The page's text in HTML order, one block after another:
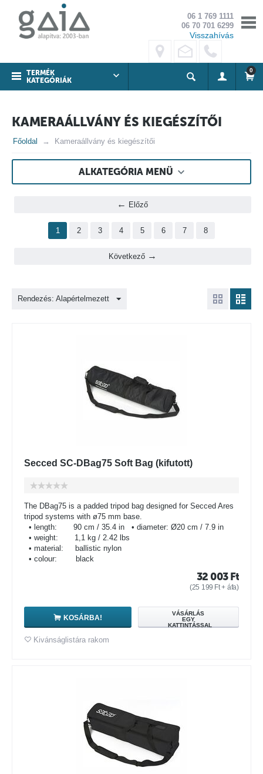
06 1 769 1111
06 70 701 6299
Visszahívás
TERMÉK
KATEGÓRIÁK
0
KAMERAÁLLVÁNY ÉS KIEGÉSZÍTŐI
Főoldal Kameraállvány és kiegészítői
ALKATEGÓRIA MENÜ
Előző
1 2 3 4 5 6 7 8
Következő
Rendezés: Alapértelmezett
Secced SC-DBag75 Soft Bag (kifutott)
The DBag75 is a padded tripod bag designed for Secced Ares
tripod systems with ø75 mm base.
• length: 90 cm / 35.4 in • diameter: Ø20 cm / 7.9 in
• weight: 1,1 kg / 2.42 lbs
• material: ballistic nylon
• colour: black
32 003 Ft
(25 199 Ft+ áfa)
KOSÁRBA!
VÁSÁRLÁS
EGY
KATTINTÁSSAL
Kivánságlistára rakom